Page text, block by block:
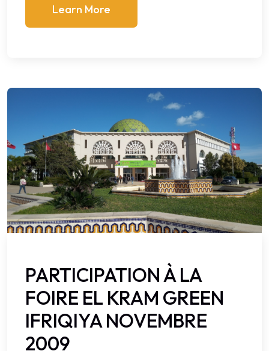
Learn More
PARTICIPATION À LA
FOIRE EL KRAM GREEN
IFRIQIYA NOVEMBRE
2009